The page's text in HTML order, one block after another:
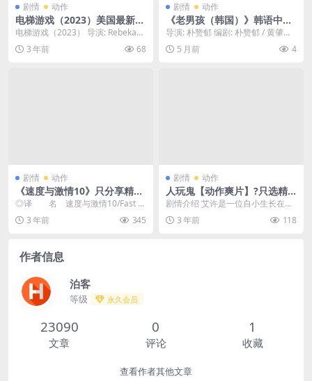
剧情 动作
电梯游戏（2023）美国最新恐
怖片【中文字幕】 只分享精
品????
电梯游戏（2023） 导演: Rebekah
McKendry 编剧: Davi...
3 年前 68
剧情 动作
《老男孩（韩国）》韩语中字.
(2003)
导演: 朴赞郁 编剧: 朴赞郁 / 黄肇允
资源类型：老男孩百度云网盘 在线
观看...5 月前 4
剧情 动作
《速度与激情10》只分享精
品??????
◎译 名 速度与激情10/Fast &
Furious 10/狂野时速...
3 年前 345
剧情 动作
人玩鬼【动作爽片】?只选精
品??????
剧情介绍 艾许是一位自小生长在美
国的年轻人，某日，他在度假的小
木屋里，无意发现一...
3 年前 118
作者信息
泊客
等级 永久会员
23090
文章
0
评论
1
收藏
查看作者其他文章